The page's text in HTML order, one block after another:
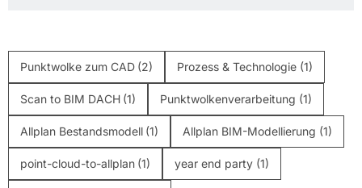
Punktwolke zum CAD (2) Prozess & Technologie (1)
Scan to BIM DACH (1) Punktwolkenverarbeitung (1)
Allplan Bestandsmodell (1) Allplan BIM-Modellierung (1)
point-cloud-to-allplan (1) year end party (1)